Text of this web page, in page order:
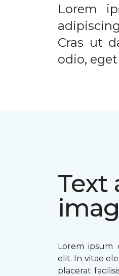
Lorem
Cras ut
odio,
Text
Lorem ipsum
elit. In vitae
placerat